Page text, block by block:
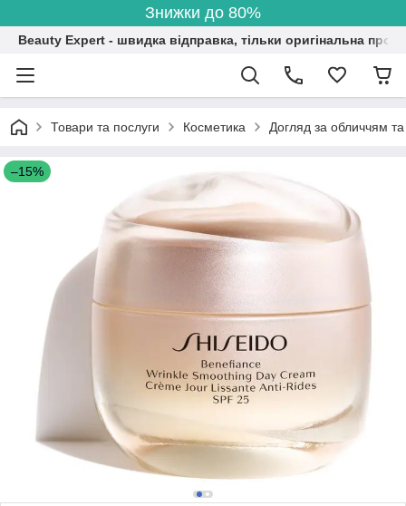
Знижки до 80%
Beauty Expert - швидка відправка, тільки оригінальна
Товари та послуги Косметика Догляд за обличчям
–15%